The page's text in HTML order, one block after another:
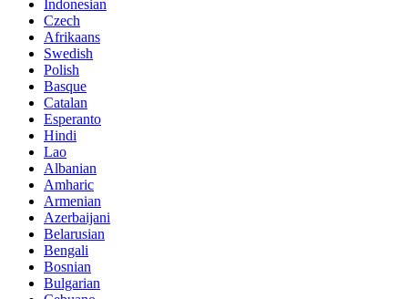
Indonesian
Czech
Afrikaans
Swedish
Polish
Basque
Catalan
Esperanto
Hindi
Lao
Albanian
Amharic
Armenian
Azerbaijani
Belarusian
Bengali
Bosnian
Bulgarian